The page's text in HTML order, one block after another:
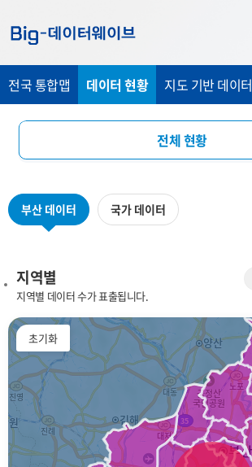
가
기
가
기
가
기
전국 통합맵 데이터 현황 지도 기반 데이터
전체 현황
데이터 분류별
부산 데이터 국가 데이터
지역별
지역별 데이터 수가 표출됩니다.
초기화